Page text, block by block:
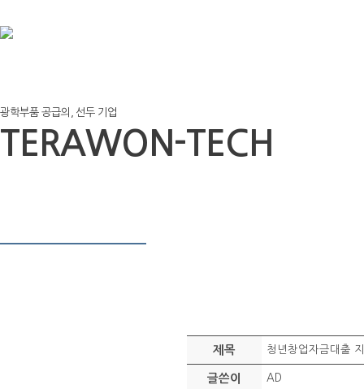
광학부품 공급의, 선두 기업
TERAWON-TECH
제목 청년창업자금대출
글쓴이 AD